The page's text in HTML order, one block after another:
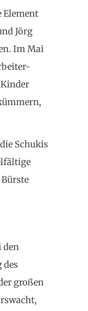
Element
Jörg
Im Mai
Schukis
den
des
großen